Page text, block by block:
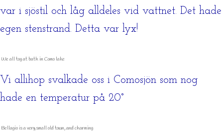
var i sjöstil och låg alldeles vid vattnet. Det hade
egen stenstrand. Detta var lyx!
We all tog at bath in Como lake
Vi allihop svalkade oss i Comosjön som nog
hade en temperatur på 20°
Bellagio is a very small old town, and charming